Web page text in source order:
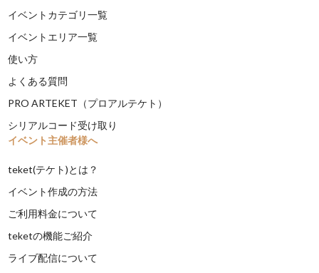
イベントカテゴリ一覧
イベントエリア一覧
使い方
よくある質問
PRO ARTEKET（プロアルテケト）
シリアルコード受け取り
イベント主催者様へ
teket(テケト)とは？
イベント作成の方法
ご利用料金について
teketの機能ご紹介
ライブ配信について